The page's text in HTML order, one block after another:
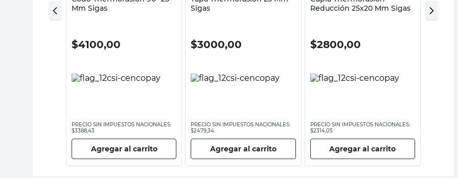
Mm Sigas
$4100,00
PRECIO SIN IMPUESTOS NACIONALES:
$3388,43
Agregar al carrito
Sigas
$3000,00
PRECIO SIN IMPUESTOS NACIONALES:
$2479,34
Agregar al carrito
Reducción 25x20 Mm Sigas
$2800,00
PRECIO SIN IMPUESTOS NACIONALES:
$2314,05
Agregar al carrito
X 3/4"